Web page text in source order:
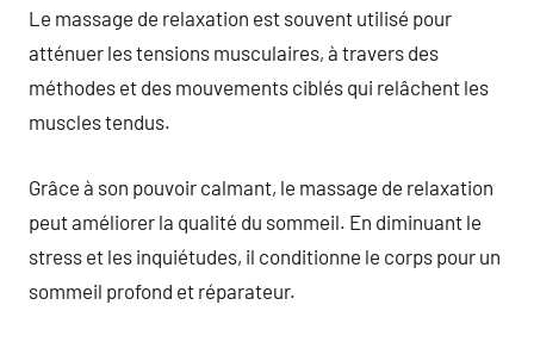
Le massage de relaxation est souvent utilisé pour
atténuer les tensions musculaires, à travers des
méthodes et des mouvements ciblés qui relâchent les
muscles tendus.
Grâce à son pouvoir calmant, le massage de relaxation
peut améliorer la qualité du sommeil. En diminuant le
stress et les inquiétudes, il conditionne le corps pour un
sommeil profond et réparateur.